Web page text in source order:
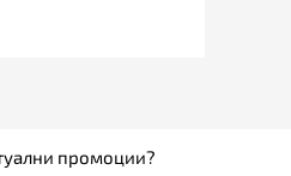
промоции?